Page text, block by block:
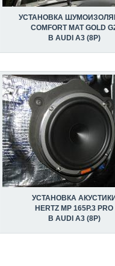
УСТАНОВКА
COMFORT MAT GOLD
В AUDI A3 (8P)
УСТАНОВКА
HERTZ MP 165P.3 PRO
В AUDI A3 (8P)